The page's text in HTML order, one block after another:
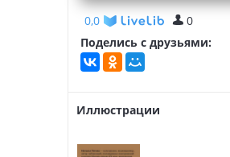
0,0
0
Поделись с друзьями:
Иллюстрации